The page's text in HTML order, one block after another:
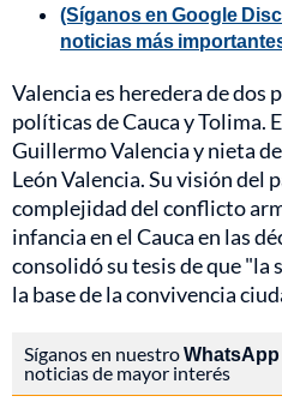
(Síganos en Google
noticias más
Valencia es heredera de dos
políticas de Cauca y Tolima.
Guillermo Valencia y nieta
León Valencia. Su visión del
complejidad del conflicto
infancia en el Cauca en las
consolidó su tesis de que "la
la base de la convivencia
Síganos en nuestro
noticias de mayor interés